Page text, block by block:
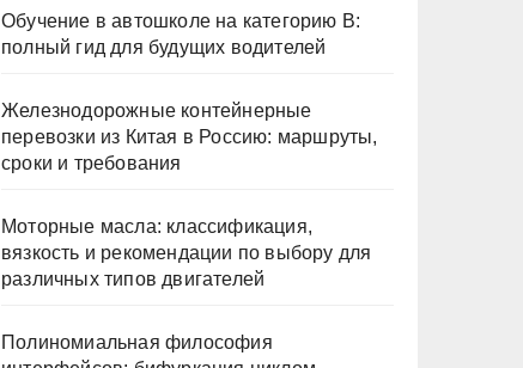
Обучение в автошколе на категорию В:
полный гид для будущих водителей
Железнодорожные контейнерные
перевозки из Китая в Россию: маршруты,
сроки и требования
Моторные масла: классификация,
вязкость и рекомендации по выбору для
различных типов двигателей
Полиномиальная философия